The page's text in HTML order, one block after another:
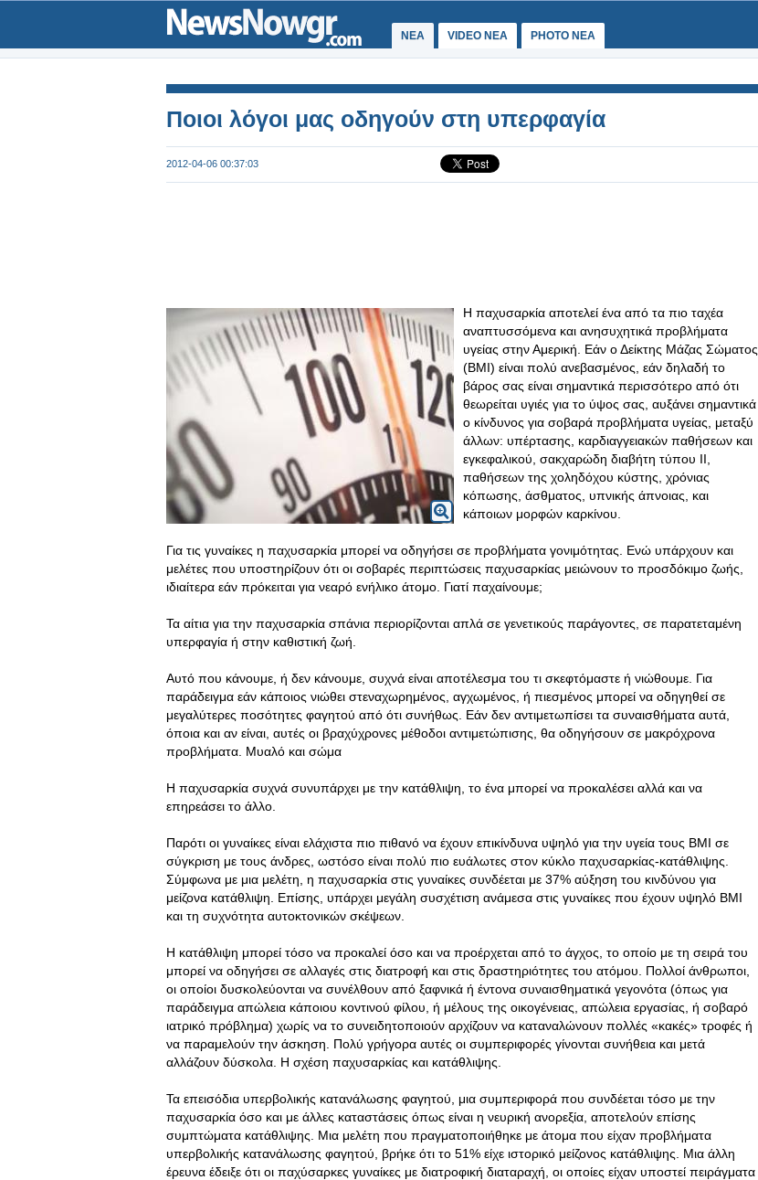
ΝΕΑ VIDEO NEA PHOTO NEA
Ποιοι λόγοι μας οδηγούν στη υπερφαγία
2012-04-06 00:37:03
Η παχυσαρκία αποτελεί ένα από τα πιο ταχέα
αναπτυσσόμενα και ανησυχητικά προβλήματα
υγείας στην Αμερική. Εάν ο Δείκτης Μάζας Σώματος
(ΒΜΙ) είναι πολύ ανεβασμένος, εάν δηλαδή το
βάρος σας είναι σημαντικά περισσότερο από ότι
θεωρείται υγιές για το ύψος σας, αυξάνει σημαντικά
ο κίνδυνος για σοβαρά προβλήματα υγείας, μεταξύ
άλλων: υπέρτασης, καρδιαγγειακών παθήσεων και
εγκεφαλικού, σακχαρώδη διαβήτη τύπου ΙΙ,
παθήσεων της χοληδόχου κύστης, χρόνιας
κόπωσης, άσθματος, υπνικής άπνοιας, και
κάποιων μορφών καρκίνου.
Για τις γυναίκες η παχυσαρκία μπορεί να οδηγήσει σε προβλήματα γονιμότητας. Ενώ υπάρχουν και
μελέτες που υποστηρίζουν ότι οι σοβαρές περιπτώσεις παχυσαρκίας μειώνουν το προσδόκιμο ζωής,
ιδιαίτερα εάν πρόκειται για νεαρό ενήλικο άτομο. Γιατί παχαίνουμε;
Τα αίτια για την παχυσαρκία σπάνια περιορίζονται απλά σε γενετικούς παράγοντες, σε παρατεταμένη
υπερφαγία ή στην καθιστική ζωή.
Αυτό που κάνουμε, ή δεν κάνουμε, συχνά είναι αποτέλεσμα του τι σκεφτόμαστε ή νιώθουμε. Για
παράδειγμα εάν κάποιος νιώθει στεναχωρημένος, αγχωμένος, ή πιεσμένος μπορεί να οδηγηθεί σε
μεγαλύτερες ποσότητες φαγητού από ότι συνήθως. Εάν δεν αντιμετωπίσει τα συναισθήματα αυτά,
όποια και αν είναι, αυτές οι βραχύχρονες μέθοδοι αντιμετώπισης, θα οδηγήσουν σε μακρόχρονα
προβλήματα. Μυαλό και σώμα
Η παχυσαρκία συχνά συνυπάρχει με την κατάθλιψη, το ένα μπορεί να προκαλέσει αλλά και να
επηρεάσει το άλλο.
Παρότι οι γυναίκες είναι ελάχιστα πιο πιθανό να έχουν επικίνδυνα υψηλό για την υγεία τους ΒΜΙ σε
σύγκριση με τους άνδρες, ωστόσο είναι πολύ πιο ευάλωτες στον κύκλο παχυσαρκίας-κατάθλιψης.
Σύμφωνα με μια μελέτη, η παχυσαρκία στις γυναίκες συνδέεται με 37% αύξηση του κινδύνου για
μείζονα κατάθλιψη. Επίσης, υπάρχει μεγάλη συσχέτιση ανάμεσα στις γυναίκες που έχουν υψηλό ΒΜΙ
και τη συχνότητα αυτοκτονικών σκέψεων.
Η κατάθλιψη μπορεί τόσο να προκαλεί όσο και να προέρχεται από το άγχος, το οποίο με τη σειρά του
μπορεί να οδηγήσει σε αλλαγές στις διατροφή και στις δραστηριότητες του ατόμου. Πολλοί άνθρωποι,
οι οποίοι δυσκολεύονται να συνέλθουν από ξαφνικά ή έντονα συναισθηματικά γεγονότα (όπως για
παράδειγμα απώλεια κάποιου κοντινού φίλου, ή μέλους της οικογένειας, απώλεια εργασίας, ή σοβαρό
ιατρικό πρόβλημα) χωρίς να το συνειδητοποιούν αρχίζουν να καταναλώνουν πολλές «κακές» τροφές ή
να παραμελούν την άσκηση. Πολύ γρήγορα αυτές οι συμπεριφορές γίνονται συνήθεια και μετά
αλλάζουν δύσκολα. Η σχέση παχυσαρκίας και κατάθλιψης.
Τα επεισόδια υπερβολικής κατανάλωσης φαγητού, μια συμπεριφορά που συνδέεται τόσο με την
παχυσαρκία όσο και με άλλες καταστάσεις όπως είναι η νευρική ανορεξία, αποτελούν επίσης
συμπτώματα κατάθλιψης. Μια μελέτη που πραγματοποιήθηκε με άτομα που είχαν προβλήματα
υπερβολικής κατανάλωσης φαγητού, βρήκε ότι το 51% είχε ιστορικό μείζονος κατάθλιψης. Μια άλλη
έρευνα έδειξε ότι οι παχύσαρκες γυναίκες με διατροφική διαταραχή, οι οποίες είχαν υποστεί πειράγματα